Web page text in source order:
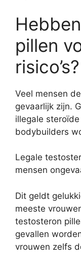
pillen
risico’s?
Veel mensen
gevaarlijk zijn.
illegale
bodybuilders
Legale
mensen
Dit geldt
meeste
testosteron
gevallen
vrouwen zelfs